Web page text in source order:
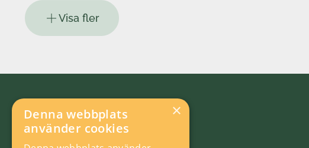
Visa fler
×
Denna webbplats
använder cookies